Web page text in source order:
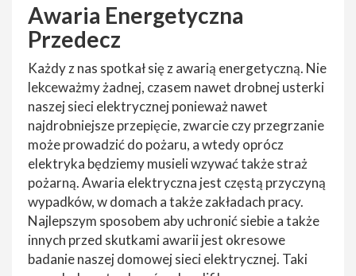
Awaria Energetyczna
Przedecz
Każdy z nas spotkał się z awarią energetyczną. Nie
lekceważmy żadnej, czasem nawet drobnej usterki
naszej sieci elektrycznej ponieważ nawet
najdrobniejsze przepięcie, zwarcie czy przegrzanie
może prowadzić do pożaru, a wtedy oprócz
elektryka będziemy musieli wzywać także straż
pożarną. Awaria elektryczna jest częstą przyczyną
wypadków, w domach a także zakładach pracy.
Najlepszym sposobem aby uchronić siebie a także
innych przed skutkami awarii jest okresowe
badanie naszej domowej sieci elektrycznej. Taki